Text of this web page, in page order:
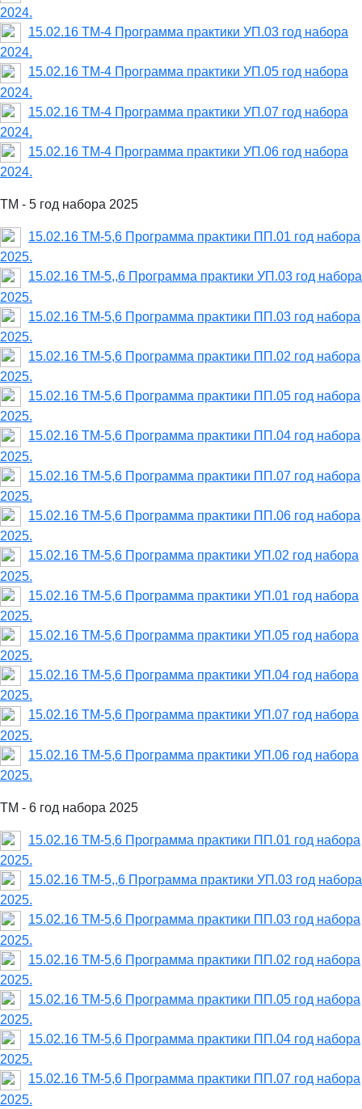
2024.
15.02.16 ТМ-4 Программа практики УП.03 год набора
2024.
15.02.16 ТМ-4 Программа практики УП.05 год набора
2024.
15.02.16 ТМ-4 Программа практики УП.07 год набора
2024.
15.02.16 ТМ-4 Программа практики УП.06 год набора
2024.
ТМ - 5 год набора 2025
15.02.16 ТМ-5,6 Программа практики ПП.01 год набора
2025.
15.02.16 ТМ-5,,6 Программа практики УП.03 год набора
2025.
15.02.16 ТМ-5,6 Программа практики ПП.03 год набора
2025.
15.02.16 ТМ-5,6 Программа практики ПП.02 год набора
2025.
15.02.16 ТМ-5,6 Программа практики ПП.05 год набора
2025.
15.02.16 ТМ-5,6 Программа практики ПП.04 год набора
2025.
15.02.16 ТМ-5,6 Программа практики ПП.07 год набора
2025.
15.02.16 ТМ-5,6 Программа практики ПП.06 год набора
2025.
15.02.16 ТМ-5,6 Программа практики УП.02 год набора
2025.
15.02.16 ТМ-5,6 Программа практики УП.01 год набора
2025.
15.02.16 ТМ-5,6 Программа практики УП.05 год набора
2025.
15.02.16 ТМ-5,6 Программа практики УП.04 год набора
2025.
15.02.16 ТМ-5,6 Программа практики УП.07 год набора
2025.
15.02.16 ТМ-5,6 Программа практики УП.06 год набора
2025.
ТМ - 6 год набора 2025
15.02.16 ТМ-5,6 Программа практики ПП.01 год набора
2025.
15.02.16 ТМ-5,,6 Программа практики УП.03 год набора
2025.
15.02.16 ТМ-5,6 Программа практики ПП.03 год набора
2025.
15.02.16 ТМ-5,6 Программа практики ПП.02 год набора
2025.
15.02.16 ТМ-5,6 Программа практики ПП.05 год набора
2025.
15.02.16 ТМ-5,6 Программа практики ПП.04 год набора
2025.
15.02.16 ТМ-5,6 Программа практики ПП.07 год набора
2025.